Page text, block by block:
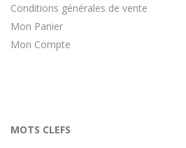
Conditions générales de vente
Mon Panier
Mon Compte
MOTS CLEFS